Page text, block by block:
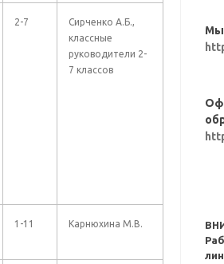
2-7
Сирченко А.Б.,
классные
руководители 2-
7 классов
1-11 Карнюхина М.В.
Мы